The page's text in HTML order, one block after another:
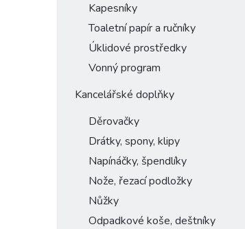
Kapesníky
Toaletní papír a ručníky
Úklidové prostředky
Vonný program
Kancelářské doplňky
Děrovačky
Drátky, spony, klipy
Napínáčky, špendlíky
Nože, řezací podložky
Nůžky
Odpadkové koše, deštníky